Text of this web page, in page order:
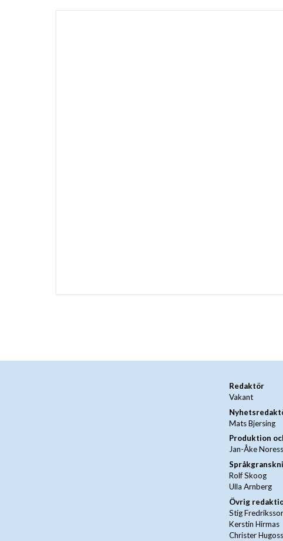
Redaktör
Vakant
Mats Bjersing
Produktion
Jan-Åke
Rolf Skoog
Ulla Arnberg
Övrig
Stig
Kerstin Hirmas
Christer